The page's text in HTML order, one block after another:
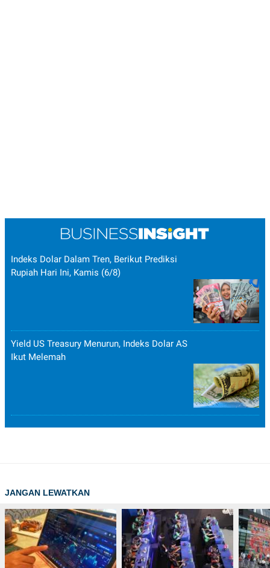
Indeks Dolar Dalam Tren, Berikut Prediksi
Rupiah Hari Ini, Kamis (6/8)
Yield US Treasury Menurun, Indeks Dolar AS
Ikut Melemah
JANGAN LEWATKAN